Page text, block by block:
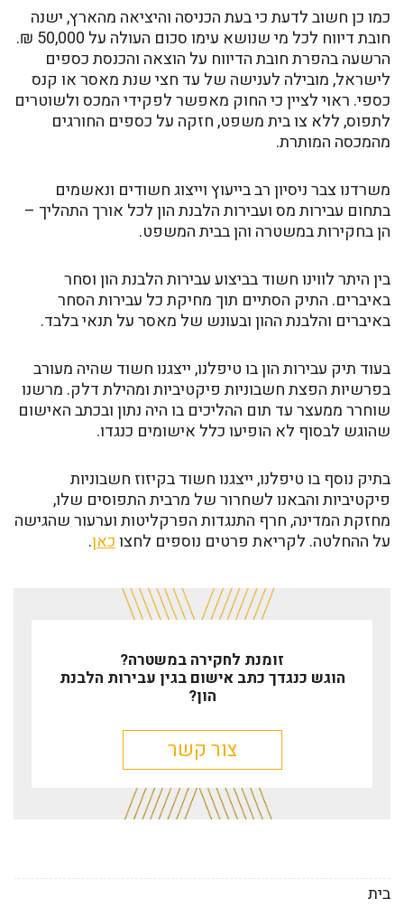
כמו כן חשוב לדעת כי בעת הכניסה והיציאה מהארץ, ישנה
חובת דיווח לכל מי שנושא עימו סכום העולה על 50,000 ₪.
הרשעה בהפרת חובת הדיווח על הוצאה והכנסת כספים
לישראל, מובילה לענישה של עד חצי שנת מאסר או קנס
כספי. ראוי לציין כי החוק מאפשר לפקידי המכס ולשוטרים
לתפוס, ללא צו בית משפט, חזקה על כספים החורגים
מהמכסה המותרת.
משרדנו צבר ניסיון רב בייעוץ וייצוג חשודים ונאשמים
בתחום עבירות מס ועבירות הלבנת הון לכל אורך התהליך –
הן בחקירות במשטרה והן בבית המשפט.
בין היתר לווינו חשוד בביצוע עבירות הלבנת הון וסחר
באיברים. התיק הסתיים תוך מחיקת כל עבירות הסחר
באיברים והלבנת ההון ובעונש של מאסר על תנאי בלבד.
בעוד תיק עבירות הון בו טיפלנו, ייצגנו חשוד שהיה מעורב
בפרשיות הפצת חשבוניות פיקטיביות ומהילת דלק. מרשנו
שוחרר ממעצר עד תום ההליכים בו היה נתון ובכתב האישום
שהוגש לבסוף לא הופיעו כלל אישומים כנגדו.
בתיק נוסף בו טיפלנו, ייצגנו חשוד בקיזוז חשבוניות
פיקטיביות והבאנו לשחרור של מרבית התפוסים שלו,
מחזקת המדינה, חרף התנגדות הפרקליטות וערעור שהגישה
על ההחלטה. לקריאת פרטים נוספים לחצוכאן.
זומנת לחקירה במשטרה?
הוגש כנגדך כתב אישום בגין עבירות הלבנת
הון?
צור קשר
בית